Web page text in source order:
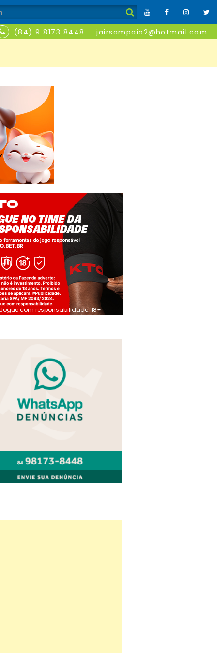
(84) 9 8173 8448 jairsampaio2@hotmail.com
Jogue com responsabilidade. 18+